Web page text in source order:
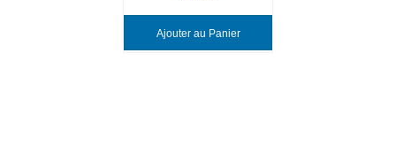
Ajouter au Panier